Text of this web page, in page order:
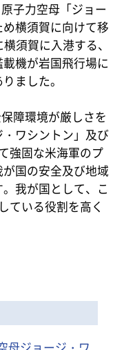
子力空母「ジョー
横須賀に向けて移
須賀に入港する、
機が岩国飛行場に
ました。
障環境が厳しさを
ワシントン」及び
強固な米海軍のプ
国の安全及び地域
我が国として、こ
ている役割を高く